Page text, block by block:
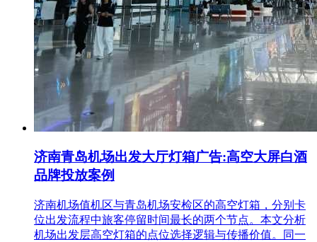
济南青岛机场出发大厅灯箱广告:高空大屏白酒
品牌投放案例
济南机场值机区与青岛机场安检区的高空灯箱，分别卡
位出发流程中旅客停留时间最长的两个节点。本文分析
机场出发层高空灯箱的点位选择逻辑与传播价值。同一